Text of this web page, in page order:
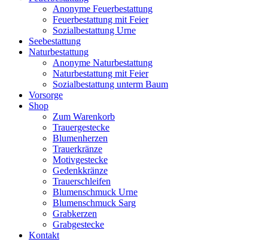
Anonyme Feuerbestattung
Feuerbestattung mit Feier
Sozialbestattung Urne
Seebestattung
Naturbestattung
Anonyme Naturbestattung
Naturbestattung mit Feier
Sozialbestattung unterm Baum
Vorsorge
Shop
Zum Warenkorb
Trauergestecke
Blumenherzen
Trauerkränze
Motivgestecke
Gedenkkränze
Trauerschleifen
Blumenschmuck Urne
Blumenschmuck Sarg
Grabkerzen
Grabgestecke
Kontakt